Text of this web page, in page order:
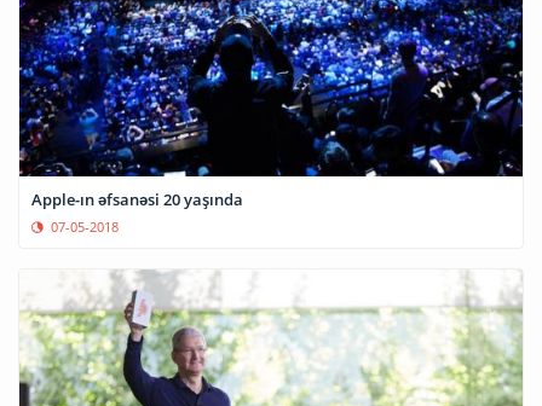
Apple-ın əfsanəsi 20 yaşında
07-05-2018